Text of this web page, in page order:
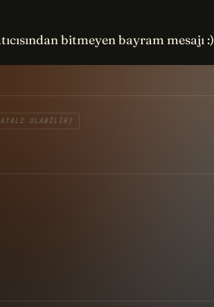
bitmeyen bayram mesajı :)
OLABILIR)